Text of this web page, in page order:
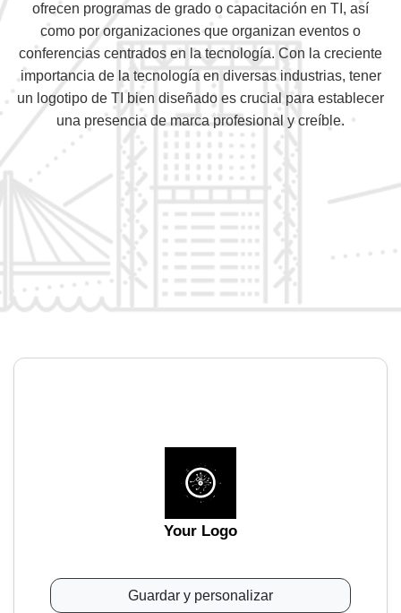
ofrecen programas de grado o capacitación en TI, así
como por organizaciones que organizan eventos o
conferencias centrados en la tecnología. Con la creciente
importancia de la tecnología en diversas industrias, tener
un logotipo de TI bien diseñado es crucial para establecer
una presencia de marca profesional y creíble.
Your Logo
Guardar y personalizar